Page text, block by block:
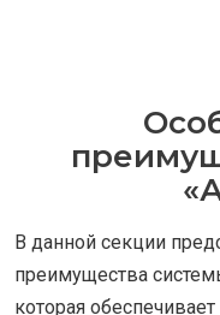
В данной секции
преимущества
которая